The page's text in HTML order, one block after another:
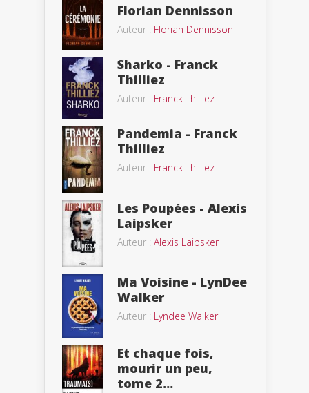
Florian Dennisson
Auteur : Florian Dennisson
Sharko - Franck
Thilliez
Auteur : Franck Thilliez
Pandemia - Franck
Thilliez
Auteur : Franck Thilliez
Les Poupées - Alexis
Laipsker
Auteur : Alexis Laipsker
Ma Voisine - LynDee
Walker
Auteur : Lyndee Walker
Et chaque fois,
mourir un peu,
tome 2...